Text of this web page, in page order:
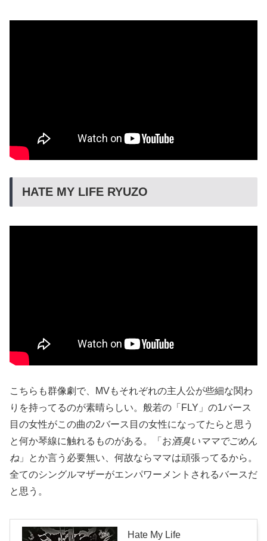
HATE MY LIFE RYUZO
こちらも群像劇で、MVもそれぞれの主人公が些細な関わ
りを持ってるのが素晴らしい。般若の「FLY」の1バース
目の女性がこの曲の2バース目の女性になってたらと思う
と何か琴線に触れるものがある。「お酒臭いママでごめん
ね 」とか言う必要無い、何故ならママは頑張ってるから。
全てのシングルマザーがエンパワーメントされるバースだ
と思う。
Hate My Life